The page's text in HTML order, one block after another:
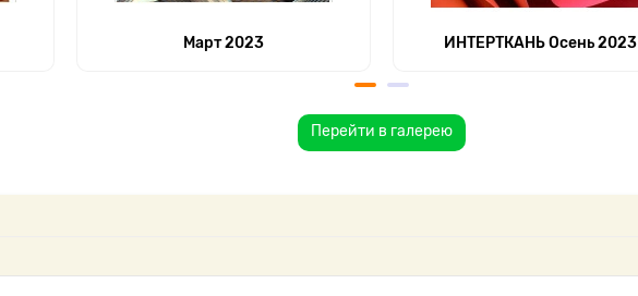
Март 2023 ИНТЕРТКАНЬ Осень 2023
Перейти в галерею